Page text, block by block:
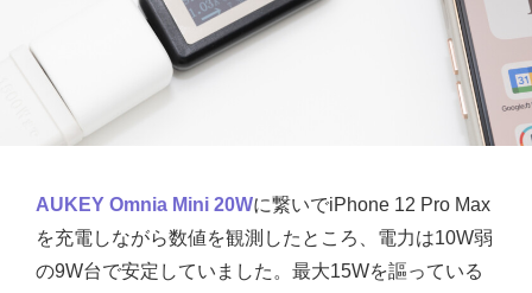
AUKEY Omnia Mini 20Wに繋いでiPhone 12 Pro Max
を充電しながら数値を観測したところ、電力は10W弱
の9W台で安定していました。最大15Wを謳っている